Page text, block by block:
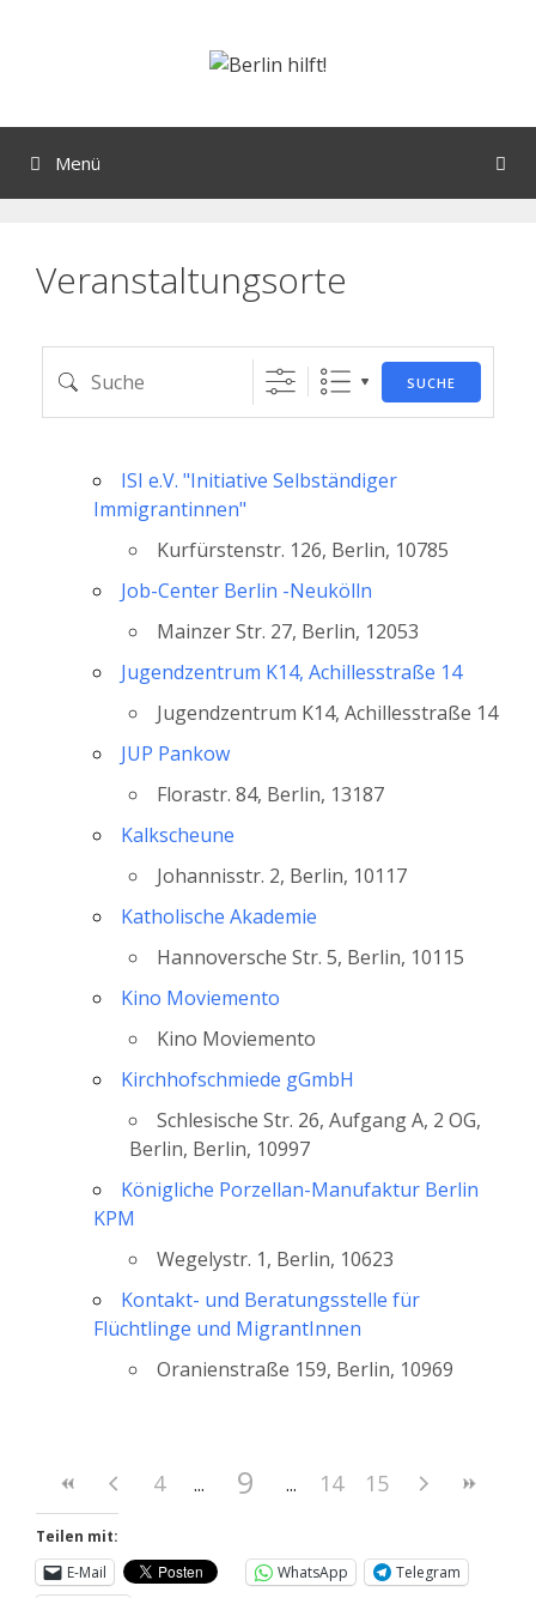
Menü
Veranstaltungsorte
SUCHE
mit vielen Veranstaltungen?
ISI e.V. "Initiative Selbständiger
Immigrantinnen"
Kurfürstenstr. 126, Berlin, 10785
Job-Center Berlin -Neukölln
Mainzer Str. 27, Berlin, 12053
Jugendzentrum K14, Achillesstraße 14
Jugendzentrum K14, Achillesstraße 14
JUP Pankow
Florastr. 84, Berlin, 13187
Kalkscheune
Johannisstr. 2, Berlin, 10117
Katholische Akademie
Hannoversche Str. 5, Berlin, 10115
Kino Moviemento
Kino Moviemento
Kirchhofschmiede gGmbH
Schlesische Str. 26, Aufgang A, 2 OG,
Berlin, Berlin, 10997
Königliche Porzellan-Manufaktur Berlin
KPM
Wegelystr. 1, Berlin, 10623
Kontakt- und Beratungsstelle für
Flüchtlinge und MigrantInnen
Oranienstraße 159, Berlin, 10969
4 9 14 15
Teilen mit:
E-Mail
WhatsApp
Telegram